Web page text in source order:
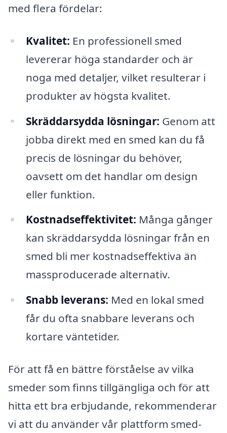
med flera fördelar:
Kvalitet: En professionell smed
levererar höga standarder och är
noga med detaljer, vilket resulterar i
produkter av högsta kvalitet.
Skräddarsydda lösningar: Genom att
jobba direkt med en smed kan du få
precis de lösningar du behöver,
oavsett om det handlar om design
eller funktion.
Kostnadseffektivitet: Många gånger
kan skräddarsydda lösningar från en
smed bli mer kostnadseffektiva än
massproducerade alternativ.
Snabb leverans: Med en lokal smed
får du ofta snabbare leverans och
kortare väntetider.
För att få en bättre förståelse av vilka
smeder som finns tillgängliga och för att
hitta ett bra erbjudande, rekommenderar
vi att du använder vår plattform smed-